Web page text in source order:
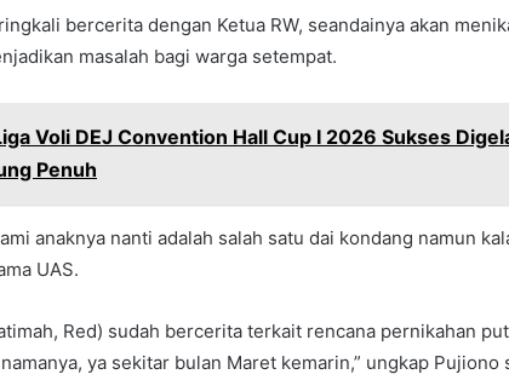
bercerita dengan Ketua RW, seandainya akan
masalah bagi warga setempat.
Voli DEJ Convention Hall Cup I 2026 Sukses
Penuh
anaknya nanti adalah salah satu dai kondang namun
UAS.
Red) sudah bercerita terkait rencana pernikahan
ya sekitar bulan Maret kemarin,” ungkap Pujiono